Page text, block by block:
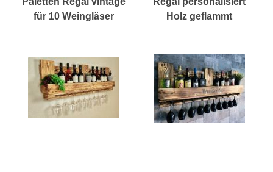
für 10 Weingläser
Holz geflammt